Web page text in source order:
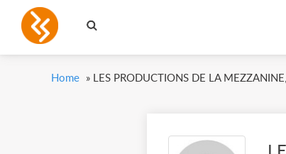
Home » LES PRODUCTIONS DE LA